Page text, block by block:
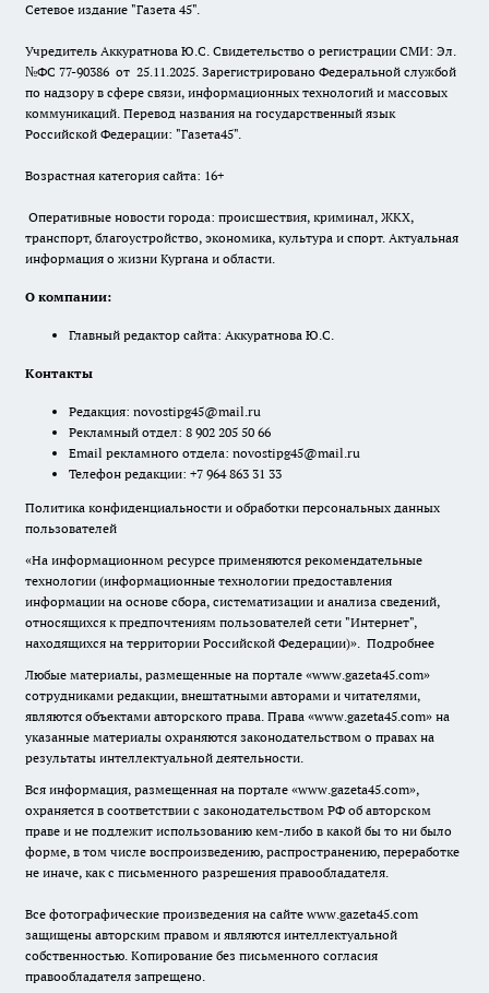
Сетевое издание "Газета 45".
Учредитель Аккуратнова Ю.С. Свидетельство о регистрации СМИ: Эл.
№ФС 77-90386 от 25.11.2025. Зарегистрировано Федеральной службой
по надзору в сфере связи, информационных технологий и массовых
коммуникаций. Перевод названия на государственный язык
Российской Федерации: "Газета45".
Возрастная категория сайта: 16+
Оперативные новости города: происшествия, криминал, ЖКХ,
транспорт, благоустройство, экономика, культура и спорт. Актуальная
информация о жизни Кургана и области.
О компании:
Главный редактор сайта: Аккуратнова Ю.С.
Контакты
Редакция: novostipg45@mail.ru
Рекламный отдел: 8 902 205 50 66
Email рекламного отдела: novostipg45@mail.ru
Телефон редакции: +7 964 863 31 33
Политика конфиденциальности и обработки персональных данных
пользователей
«На информационном ресурсе применяются рекомендательные
технологии (информационные технологии предоставления
информации на основе сбора, систематизации и анализа сведений,
относящихся к предпочтениям пользователей сети "Интернет",
находящихся на территории Российской Федерации)». Подробнее
Любые материалы, размещенные на портале «www.gazeta45.com»
сотрудниками редакции, внештатными авторами и читателями,
являются объектами авторского права. Права «www.gazeta45.com» на
указанные материалы охраняются законодательством о правах на
результаты интеллектуальной деятельности.
Вся информация, размещенная на портале «www.gazeta45.com»,
охраняется в соответствии с законодательством РФ об авторском
праве и не подлежит использованию кем-либо в какой бы то ни было
форме, в том числе воспроизведению, распространению, переработке
не иначе, как с письменного разрешения правообладателя.
Все фотографические произведения на сайте www.gazeta45.com
защищены авторским правом и являются интеллектуальной
собственностью. Копирование без письменного согласия
правообладателя запрещено.